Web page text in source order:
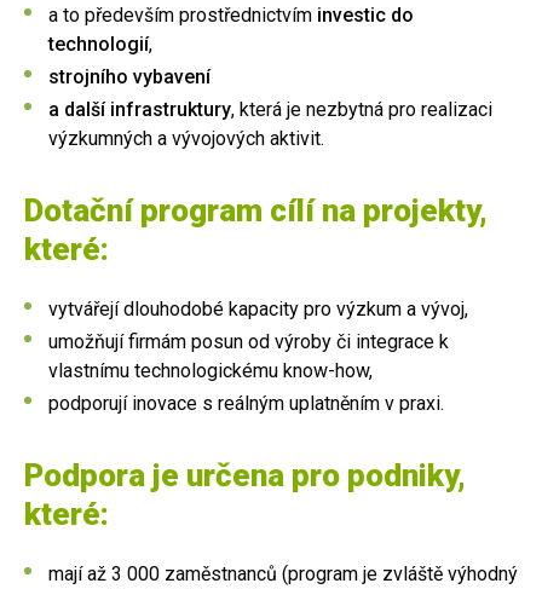
a to především prostřednictvím investic do
technologií,
strojního vybavení
a další infrastruktury, která je nezbytná pro realizaci
výzkumných a vývojových aktivit.
Dotační program cílí na projekty,
které:
vytvářejí dlouhodobé kapacity pro výzkum a vývoj,
umožňují firmám posun od výroby či integrace k
vlastnímu technologickému know-how,
podporují inovace s reálným uplatněním v praxi.
Podpora je určena pro podniky,
které:
mají až 3 000 zaměstnanců (program je zvláště výhodný